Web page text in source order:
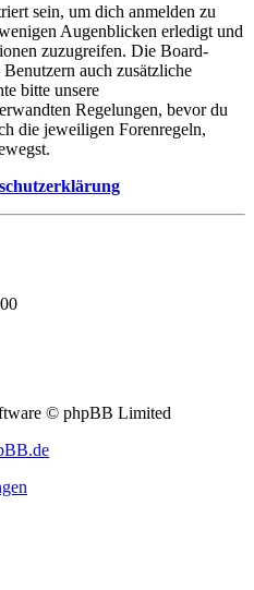
sein, um dich anmelden zu
Augenblicken erledigt und
zuzugreifen. Die Board-
auch zusätzliche
bitte unsere
Regelungen, bevor du
die jeweiligen Forenregeln,
© phpBB Limited